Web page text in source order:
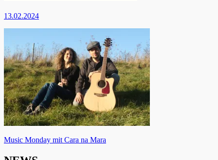
13.02.2024
Beitragsnavigation
Music Monday mit Cara na Mara